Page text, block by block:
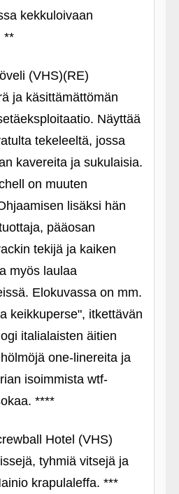
kekkuloivaan
**
(VHS)(RE)
ja käsittämättömän
Näyttää
tekeleeltä, jossa
kavereita ja sukulaisia.
on muuten
lisäksi hän
pääosan
tekijä ja kaiken
myös laulaa
Elokuvassa on mm.
keikkuperse", itkettävän
italialaisten äitien
one-linereita ja
isoimmista wtf-
****
Hotel (VHS)
tyhmiä vitsejä ja
krapulaleffa. ***